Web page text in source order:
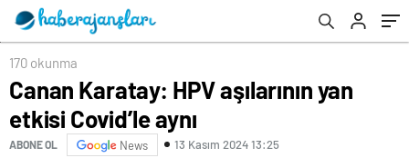
170 okunma
Canan Karatay: HPV aşılarının yan
etkisi Covid’le aynı
ABONE OL News 13 Kasım 2024 13:25